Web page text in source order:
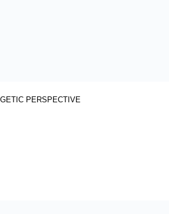
PERSPECTIVE